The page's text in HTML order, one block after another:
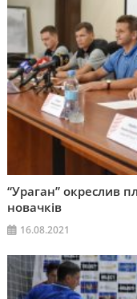
“Ураган” окреслив
новачків
16.08.2021